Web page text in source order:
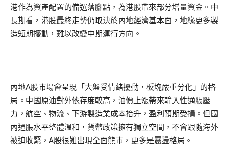
港作為資產配置的備選落腳點，為港股帶來部分增量資金。中
長期看，港股最終走勢仍取決於內地經濟基本面，地緣更多製
造短期擾動，難以改變中期運行方向。
內地A股市場會呈現「大盤受情緒擾動，板塊嚴重分化」的格
局。中國原油對外依存度較高，油價上漲帶來輸入性通脹壓
力，航空、物流、下游製造業成本抬升，盈利預期受損。但國
內通脹水平整體溫和，貨幣政策擁有獨立空間，不會跟隨海外
被迫收緊，A股很難出現全面熊市，更多是震盪格局。